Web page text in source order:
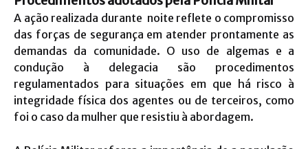
A ação realizada durante noite reflete o compromisso
das forças de segurança em atender prontamente as
demandas da comunidade. O uso de algemas e a
condução à delegacia são procedimentos
regulamentados para situações em que há risco à
integridade física dos agentes ou de terceiros, como
foi o caso da mulher que resistiu à abordagem.